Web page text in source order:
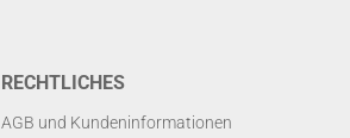
RECHTLICHES
AGB und Kundeninformationen